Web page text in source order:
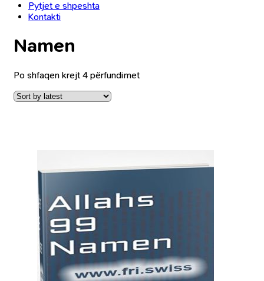
Pytjet e shpeshta
Kontakti
Namen
Po shfaqen krejt 4 përfundimet